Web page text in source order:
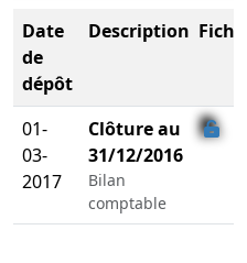
Date
de
dépôt
Description Fichier
01-
03-
2017
Clôture au
31/12/2016
Bilan
comptable